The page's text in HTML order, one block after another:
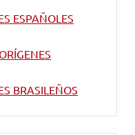
ESPAÑOLES
BRASILEÑOS